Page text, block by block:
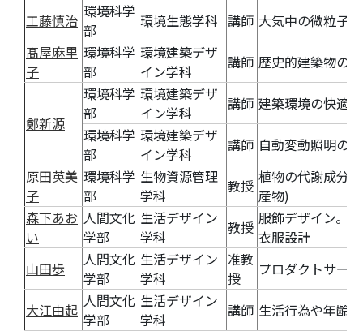
工藤慎治 環境科学
部
環境生態学科 講師 大気中の微粒子
髙屋麻里
子
環境科学
部
環境建築デザ
イン学科
講師 歴史的建築物の
鄭新源
環境科学
部
環境建築デザ
イン学科
講師 建築環境の快適
環境科学
部
環境建築デザ
イン学科
講師 自動変動照明の
原田英美
子
環境科学
部
生物資源管理
学科
教授 植物の代謝成分
産物)
森下あお
い
人間文化
学部
生活デザイン
学科
教授 服飾デザイン。3
衣服設計
山田歩
人間文化
学部
生活デザイン
学科
准教
授
プロダクトサー
大江由起 人間文化
学部
生活デザイン
学科
講師 生活行為や年齢